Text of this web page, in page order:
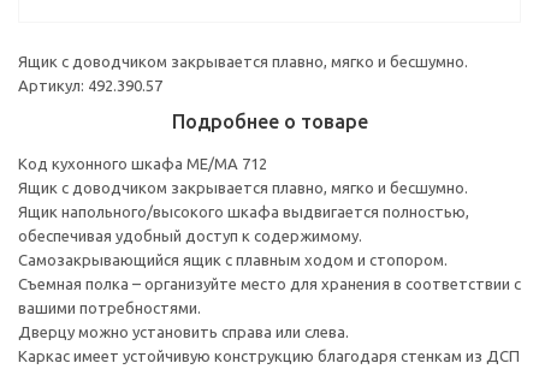
Ящик с доводчиком закрывается плавно, мягко и бесшумно.
Артикул: 492.390.57
Подробнее о товаре
Код кухонного шкафа ME/MA 712
Ящик с доводчиком закрывается плавно, мягко и бесшумно.
Ящик напольного/высокого шкафа выдвигается полностью,
обеспечивая удобный доступ к содержимому.
Cамозакрывающийся ящик с плавным ходом и стопором.
Съемная полка – организуйте место для хранения в соответствии с
вашими потребностями.
Дверцу можно установить справа или слева.
Каркас имеет устойчивую конструкцию благодаря стенкам из ДСП